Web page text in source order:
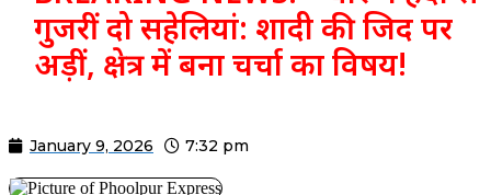
गुजरीं दो सहेलियां: शादी की जिद पर
अड़ीं, क्षेत्र में बना चर्चा का विषय!
January 9, 2026 7:32 pm